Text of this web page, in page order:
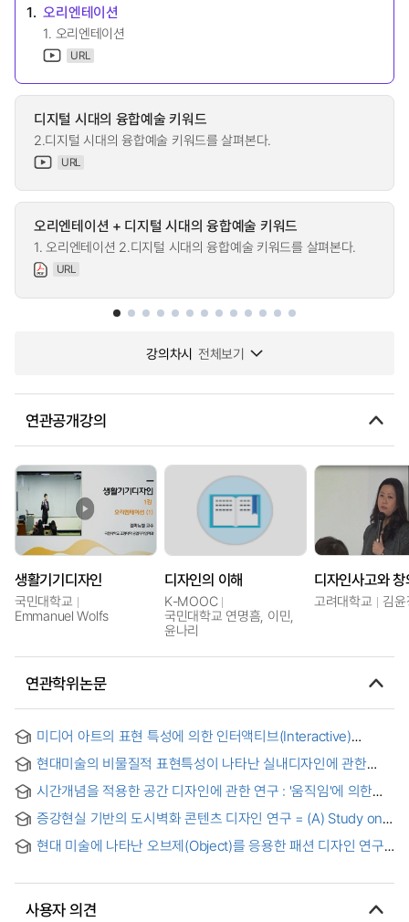
1. 오리엔테이션
1. 오리엔테이션
URL
디지털 시대의 융합예술 키워드
2.디지털 시대의 융합예술 키워드를 살펴본다.
URL
오리엔테이션 + 디지털 시대의 융합예술 키워드
1. 오리엔테이션 2.디지털 시대의 융합예술 키워드를 살펴본다.
URL
강의차시 전체보기
연관공개강의
생활기기디자인
국민대학교
Emmanuel Wolfs
디자인의 이해
K-MOOC
국민대학교 연명흠, 이민,
윤나리
고려대학교 김
연관학위논문
미디어 아트의 표현 특성에 의한 인터액티브(Interactive)
(A) study of interactive environmental design according to
the expression features of media art : based on the
spatiotemporal interaction
현대미술의 비물질적 표현특성이 나타난 실내디자인에 관한
Characteristics in Contemporary Arts
시간개념을 적용한 공간 디자인에 관한 연구 : '움직임'에 의한
Space Adapted to the Time Conception
증강현실 기반의 도시벽화 콘텐츠 디자인 연구 = (A) Study on
Augmented reality (AR)
현대 미술에 나타난 오브제(Object)를 응용한 패션 디자인 연구
사용자 의견